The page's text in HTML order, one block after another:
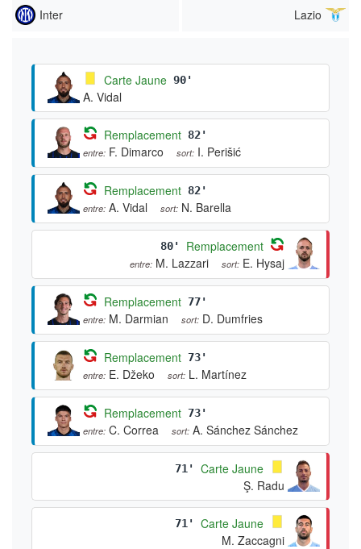
Inter Lazio
Carte Jaune 90'
A. Vidal
Remplacement 82'
entre: F. Dimarco sort: I. Perišić
Remplacement 82'
entre: A. Vidal sort: N. Barella
80' Remplacement
entre: M. Lazzari sort: E. Hysaj
Remplacement 77'
entre: M. Darmian sort: D. Dumfries
Remplacement 73'
entre: E. Džeko sort: L. Martínez
Remplacement 73'
entre: C. Correa sort: A. Sánchez Sánchez
71'
Carte Jaune
Ş. Radu
71'
Carte Jaune
M. Zaccagni